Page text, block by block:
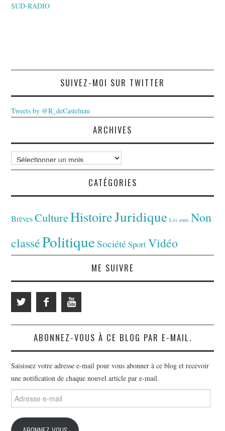
SUD-RADIO
SUIVEZ-MOI SUR TWITTER
Tweets by @R_deCastelnau
ARCHIVES
Archives
CATÉGORIES
Brèves CultureHistoireJuridique Les amis Non
classéPolitiqueSociété SportVidéo
ME SUIVRE
ABONNEZ-VOUS À CE BLOG PAR E-MAIL.
Saisissez votre adresse e-mail pour vous abonner à ce blog et recevoir
une notification de chaque nouvel article par e-mail.
Adresse
e-